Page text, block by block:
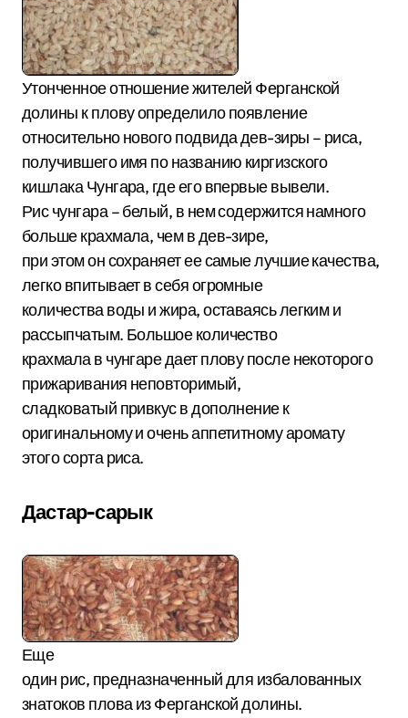
Утонченное отношение жителей Ферганской
долины к плову определило появление
относительно нового подвида дев-зиры – риса,
получившего имя по названию киргизского
кишлака Чунгара, где его впервые вывели.
Рис чунгара – белый, в нем содержится намного
больше крахмала, чем в дев-зире,
при этом он сохраняет ее самые лучшие качества,
легко впитывает в себя огромные
количества воды и жира, оставаясь легким и
рассыпчатым. Большое количество
крахмала в чунгаре дает плову после некоторого
прижаривания неповторимый,
сладковатый привкус в дополнение к
оригинальному и очень аппетитному аромату
этого сорта риса.
Дастар-сарык
Еще
один рис, предназначенный для избалованных
знатоков плова из Ферганской долины.